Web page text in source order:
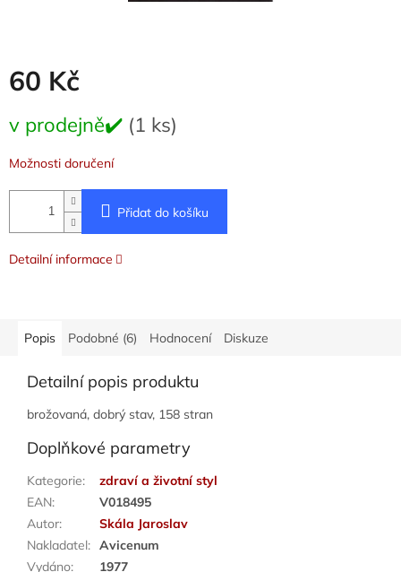
60 Kč
cena:
v prodejně✔️ (1 ks)
Možnosti doručení
Přidat do košíku
Detailní informace
Popis Podobné (6) Hodnocení Diskuze
Detailní popis produktu
brožovaná, dobrý stav, 158 stran
Doplňkové parametry
Kategorie:
zdraví a životní styl
EAN:
V018495
Autor:
Skála Jaroslav
Nakladatel: Avicenum
Vydáno: 1977